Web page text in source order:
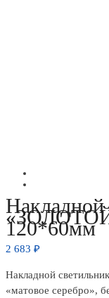
Накладной
120*60мм
2 683 ₽
Накладной
«матовое серебро»,